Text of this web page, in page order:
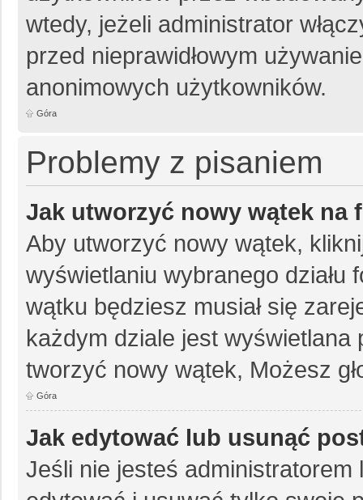
wtedy, jeżeli administrator
przed nieprawidłowym
anonimowych użytkowników.
Góra
Problemy z pisaniem
Jak utworzyć nowy wątek na
Aby utworzyć nowy wątek,
wyświetlaniu wybranego
wątku będziesz musiał się
każdym dziale jest wyświetlana
tworzyć nowy wątek, Możesz
Góra
Jak edytować lub usunąć
Jeśli nie jesteś